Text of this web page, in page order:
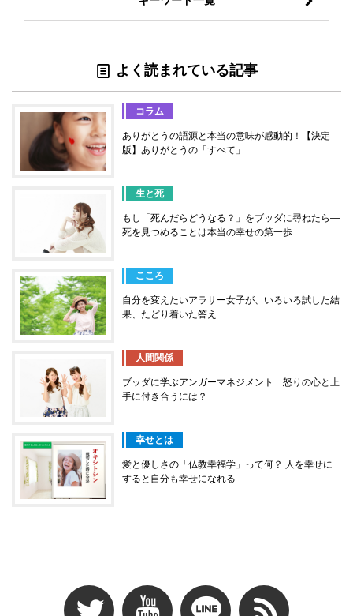
よく読まれている記事
コラム
ありがとうの語源と本当の意味が感動的！【決定
版】ありがとうの「すべて」
生と死
もし「死んだらどうなる？」をブッダに尋ねたら―
死を見つめることは本当の幸せの第一歩
こころ
自分を変えたいアラサー女子が、いろいろ試した結
果、たどり着いた答え
人間関係
ブッダに学ぶアンガーマネジメント 怒りの心と上
手に付き合うには？
幸せとは
愛と優しさの「仏教幸福学」って何？ 人を幸せに
すると自分も幸せになれる